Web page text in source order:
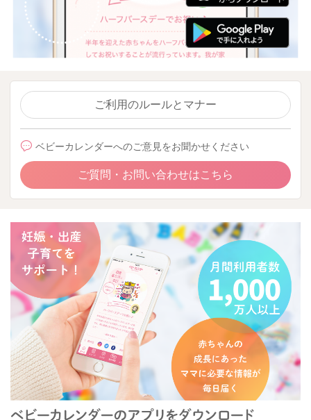
ご利用のルールとマナー
ベビーカレンダーへのご意見をお聞かせください
ご質問・お問い合わせはこちら